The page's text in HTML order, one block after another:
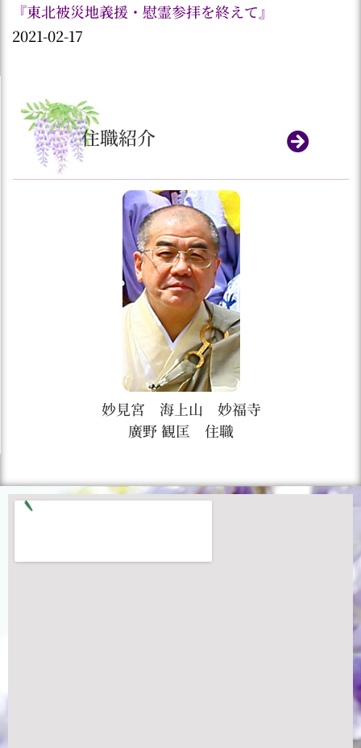
『東北被災地義援・慰霊参拝を終えて』
2021-02-17
住職紹介
妙見宮 海上山 妙福寺
廣野 観匡 住職